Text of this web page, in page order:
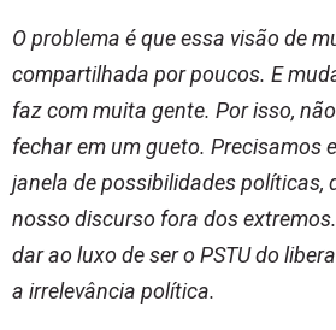
O problema é que essa visão de
compartilhada por poucos. E
faz com muita gente. Por isso,
fechar em um gueto. Precisamos
janela de possibilidades políticas,
nosso discurso fora dos
dar ao luxo de ser o PSTU do
a irrelevância política.